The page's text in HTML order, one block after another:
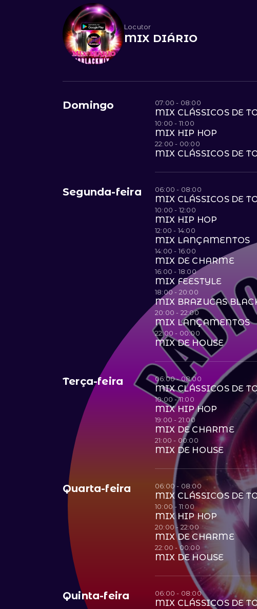
Locutor
MIX DIÁRIO
Domingo 07:00 - 08:00
MIX CLÁSSICOS DE
10:00 - 11:00
MIX HIP HOP
22:00 - 00:00
MIX CLÁSSICOS DE
Segunda-feira 06:00 - 08:00
MIX CLÁSSICOS DE
10:00 - 12:00
MIX HIP HOP
12:00 - 14:00
MIX LANÇAMENTOS
14:00 - 16:00
MIX DE CHARME
16:00 - 18:00
MIX FEESTYLE
18:00 - 20:00
MIX BRAZUCAS
20:00 - 22:00
MIX LANÇAMENTOS
22:00 - 00:00
MIX DE HOUSE
Terça-feira 06:00 - 08:00
MIX CLÁSSICOS DE
10:00 - 11:00
MIX HIP HOP
19:00 - 21:00
MIX DE CHARME
21:00 - 00:00
MIX DE HOUSE
Quarta-feira 06:00 - 08:00
MIX CLÁSSICOS DE
10:00 - 11:00
MIX HIP HOP
20:00 - 22:00
MIX DE CHARME
22:00 - 00:00
MIX DE HOUSE
Quinta-feira 06:00 - 08:00
MIX CLÁSSICOS DE